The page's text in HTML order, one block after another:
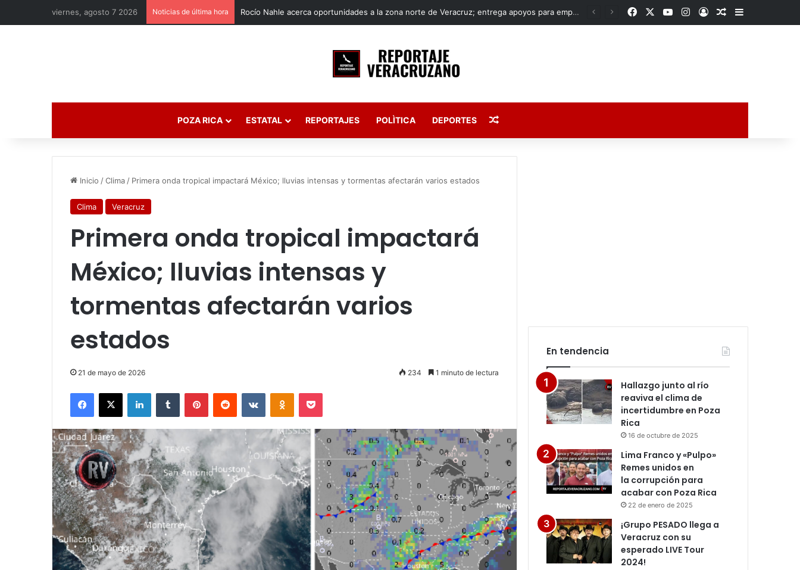
viernes, agosto 7 2026 Noticias de última hora Rocío Nahle acerca oportunidades a la zona norte de Veracruz; entrega apoyos para emprendedores y anuncia obra histórica para Poza Rica FacebookYouTubeInstagram
AccesoPublicación al
Barra lateral
POZA RICA ESTATAL REPORTAJES POLÌTICA DEPORTES Publicación al azar
Inicio /Clima / Primera onda tropical impactará México; lluvias intensas y tormentas afectarán varios estados
Clima Veracruz
Primera onda tropical impactará
México; lluvias intensas y
tormentas afectarán varios
estados
21 de mayo de 2026 234 1 minuto de lectura
Facebook
X LinkedInTumblr PinterestReddit VKontakteOdnoklassniki
Pocket
En tendencia
Hallazgo junto al río
reaviva el clima de
incertidumbre en Poza
Rica
16 de octubre de 2025
Lima Franco y «Pulpo»
Remes unidos en
la corrupción para
acabar con Poza Rica
22 de enero de 2025
¡Grupo PESADO llega a
Veracruz con su
esperado LIVE Tour
2024!